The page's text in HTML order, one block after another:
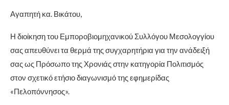
Αγαπητή κα. Βικάτου,
Η διοίκηση του Εμποροβιομηχανικού Συλλόγου Μεσολογγίου
σας απευθύνει τα θερμά της συγχαρητήρια για την ανάδειξή
σας ως Πρόσωπο της Χρονιάς στην κατηγορία Πολιτισμός
στον σχετικό ετήσιο διαγωνισμό της εφημερίδας
«Πελοπόννησος».